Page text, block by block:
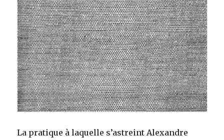
La pratique à laquelle s’astreint Alexandre